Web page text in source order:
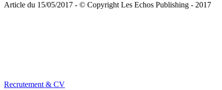
Article du 15/05/2017 - © Copyright Les Echos Publishing - 2017
Recrutement & CV